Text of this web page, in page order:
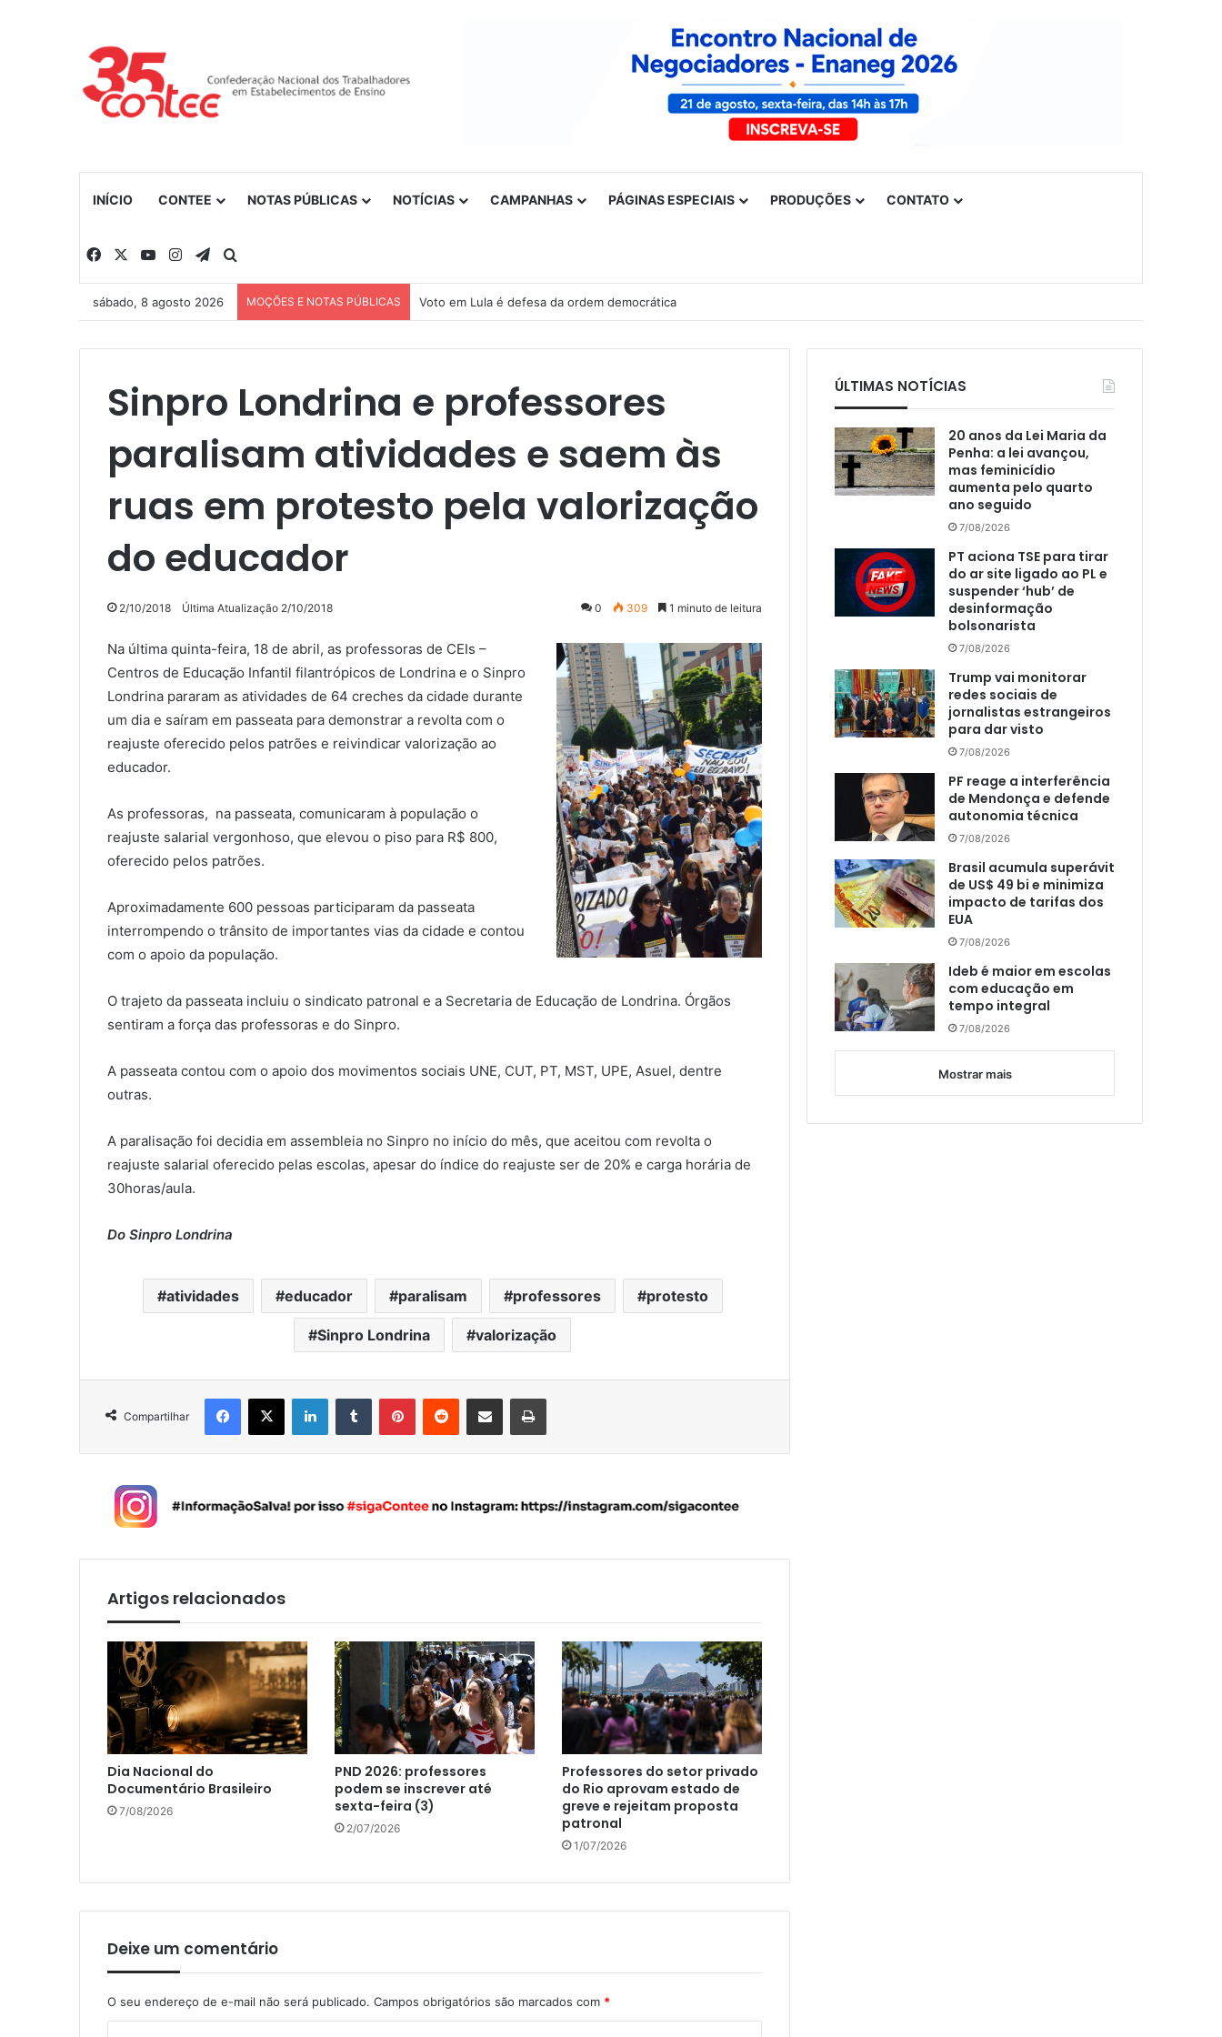
INÍCIO CONTEE NOTAS PÚBLICAS NOTÍCIAS CAMPANHAS PÁGINAS ESPECIAIS PRODUÇÕES CONTATO
Facebook YouTubeInstagramTelegram
sábado, 8 agosto 2026 MOÇÕES E NOTAS PÚBLICAS Nota de solidariedade ao povo venezuelano
Sinpro Londrina e professores
paralisam atividades e saem às
ruas em protesto pela valorização
do educador
2/10/2018 Última Atualização 2/10/2018 0 309 1 minuto de leitura
Na última quinta-feira, 18 de abril, as professoras de CEIs –
Centros de Educação Infantil filantrópicos de Londrina e o Sinpro
Londrina pararam as atividades de 64 creches da cidade durante
um dia e saíram em passeata para demonstrar a revolta com o
reajuste oferecido pelos patrões e reivindicar valorização ao
educador.
As professoras, na passeata, comunicaram à população o
reajuste salarial vergonhoso, que elevou o piso para R$ 800,
oferecido pelos patrões.
Aproximadamente 600 pessoas participaram da passeata
interrompendo o trânsito de importantes vias da cidade e contou
com o apoio da população.
O trajeto da passeata incluiu o sindicato patronal e a Secretaria de Educação de Londrina. Órgãos
sentiram a força das professoras e do Sinpro.
A passeata contou com o apoio dos movimentos sociais UNE, CUT, PT, MST, UPE, Asuel, dentre
outras.
A paralisação foi decidia em assembleia no Sinpro no início do mês, que aceitou com revolta o
reajuste salarial oferecido pelas escolas, apesar do índice do reajuste ser de 20% e carga horária de
30horas/aula.
Do Sinpro Londrina
atividades educador paralisam professores protesto
Sinpro Londrina valorização
Compartilhar
Artigos relacionados
Dia Nacional do
Documentário Brasileiro
7/08/2026
PND 2026: professores
podem se inscrever até
sexta-feira (3)
2/07/2026
Professores do setor privado
do Rio aprovam estado de
greve e rejeitam proposta
patronal
1/07/2026
Deixe um comentário
O seu endereço de e-mail não será publicado. Campos obrigatórios são marcados com *
ÚLTIMAS NOTÍCIAS
20 anos da Lei Maria da
Penha: a lei avançou,
mas feminicídio
aumenta pelo quarto
ano seguido
7/08/2026
PT aciona TSE para tirar
do ar site ligado ao PL e
suspender ‘hub’ de
desinformação
bolsonarista
7/08/2026
Trump vai monitorar
redes sociais de
jornalistas estrangeiros
para dar visto
7/08/2026
PF reage a interferência
de Mendonça e defende
autonomia técnica
7/08/2026
Brasil acumula superávit
de US$ 49 bi e minimiza
impacto de tarifas dos
EUA
7/08/2026
Ideb é maior em escolas
com educação em
tempo integral
7/08/2026
Mostrar mais